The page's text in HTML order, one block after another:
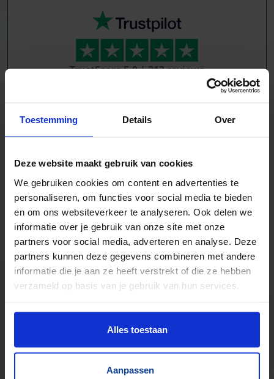
Toestemming Details Over
Deze website maakt gebruik van cookies
We gebruiken cookies om content en advertenties te
personaliseren, om functies voor social media te bieden
en om ons websiteverkeer te analyseren. Ook delen we
informatie over je gebruik van onze site met onze
partners voor social media, adverteren en analyse. Deze
partners kunnen deze gegevens combineren met andere
informatie die je aan ze heeft verstrekt of die ze hebben
verzameld op basis van je gebruik van hun services.
Alles toestaan
Aanpassen
TrustScore5.0|213reviews
Voor pakjes & doosjes en voor stortgoed
Maatwerk mogelijk, nieuw en gebruikt